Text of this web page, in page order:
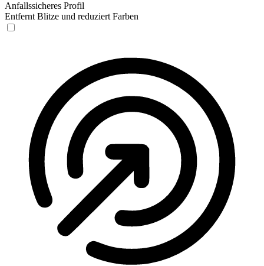
Anfallssicheres Profil
Entfernt Blitze und reduziert Farben